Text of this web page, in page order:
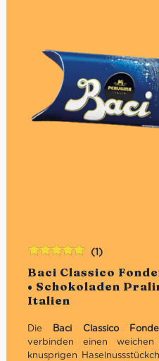
Baci Classico
• Schokoladen
Italien
(1)
Die Baci Classico
verbinden einen weichen
knusprigen
Bewertet
mit5.00von
5